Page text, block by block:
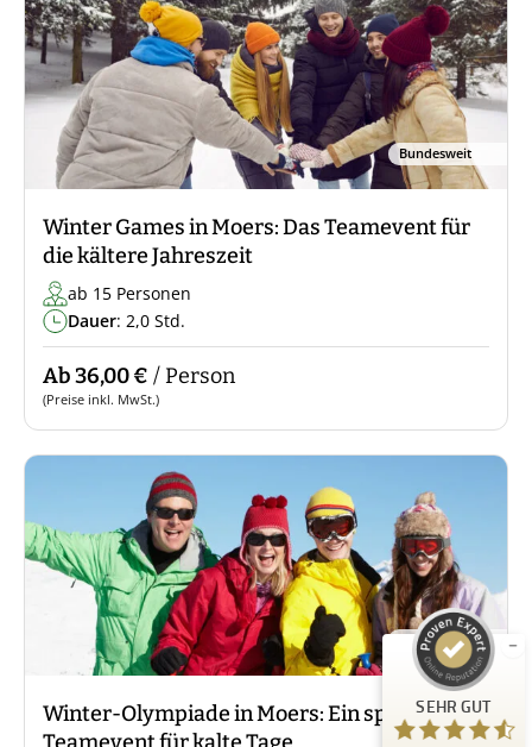
Bundesweit
Winter Games in Moers: Das Teamevent für
die kältere Jahreszeit
ab 15 Personen
Dauer: 2,0 Std.
Ab 36,00 € / Person
(Preise inkl. MwSt.)
Bundesweit
Winter-Olympiade in Moers: Ein sportliches
SEHR GUT
Kundenbewertungen und Erfahrungen zu
Guiders Events
96
%
Empfehlungen auf
ProvenExpert.com
SEHR GUT
4,66
/
5,00
23
Bewertungen auf ProvenExpert.com